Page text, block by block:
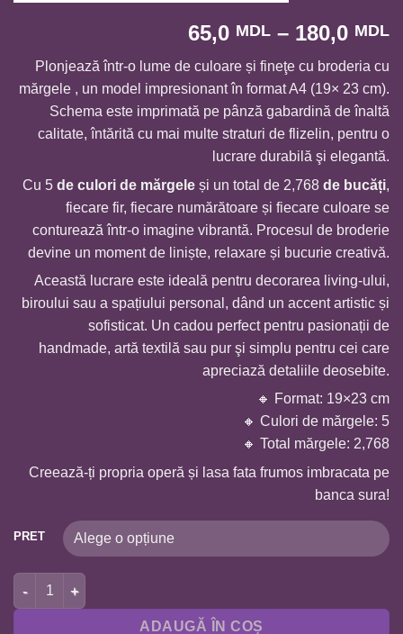
65,0 MDL – 180,0 MDL
Plonjează într-o lume de culoare și fineţe cu broderia cu
mărgele , un model impresionant în format A4 (19× 23 cm).
Schema este imprimată pe pânză gabardină de înaltă
calitate, întărită cu mai multe straturi de flizelin, pentru o
lucrare durabilă şi elegantă.
Cu 5 de culori de mărgele și un total de 2,768 de bucăți,
fiecare fir, fiecare numărătoare și fiecare culoare se
conturează într-o imagine vibrantă. Procesul de broderie
devine un moment de liniște, relaxare și bucurie creativă.
Această lucrare este ideală pentru decorarea living-ului,
biroului sau a spațiului personal, dând un accent artistic și
sofisticat. Un cadou perfect pentru pasionații de
handmade, artă textilă sau pur şi simplu pentru cei care
apreciază detaliile deosebite.
🔸 Format: 19×23 cm
🔸 Culori de mărgele: 5
🔸 Total mărgele: 2,768
Creează-ți propria operă și lasa fata frumos imbracata pe
banca sura!
PRET
Cantitate BRODERIE CU MARGELE A4- FATA INTR-O ROCHIE
ADAUGĂ ÎN COȘ